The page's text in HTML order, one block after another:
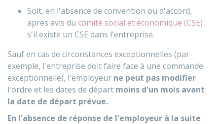
Soit, en l'absence de convention ou d'accord,
après avis du comité social et économique (CSE)
s'il existe un CSE dans l'entreprise.
Sauf en cas de circonstances exceptionnelles (par
exemple, l'entreprise doit faire face à une commande
exceptionnelle), l'employeur ne peut pas modifier
l'ordre et les dates de départ moins d'un mois avant
la date de départ prévue.
En l'absence de réponse de l'employeur à la suite